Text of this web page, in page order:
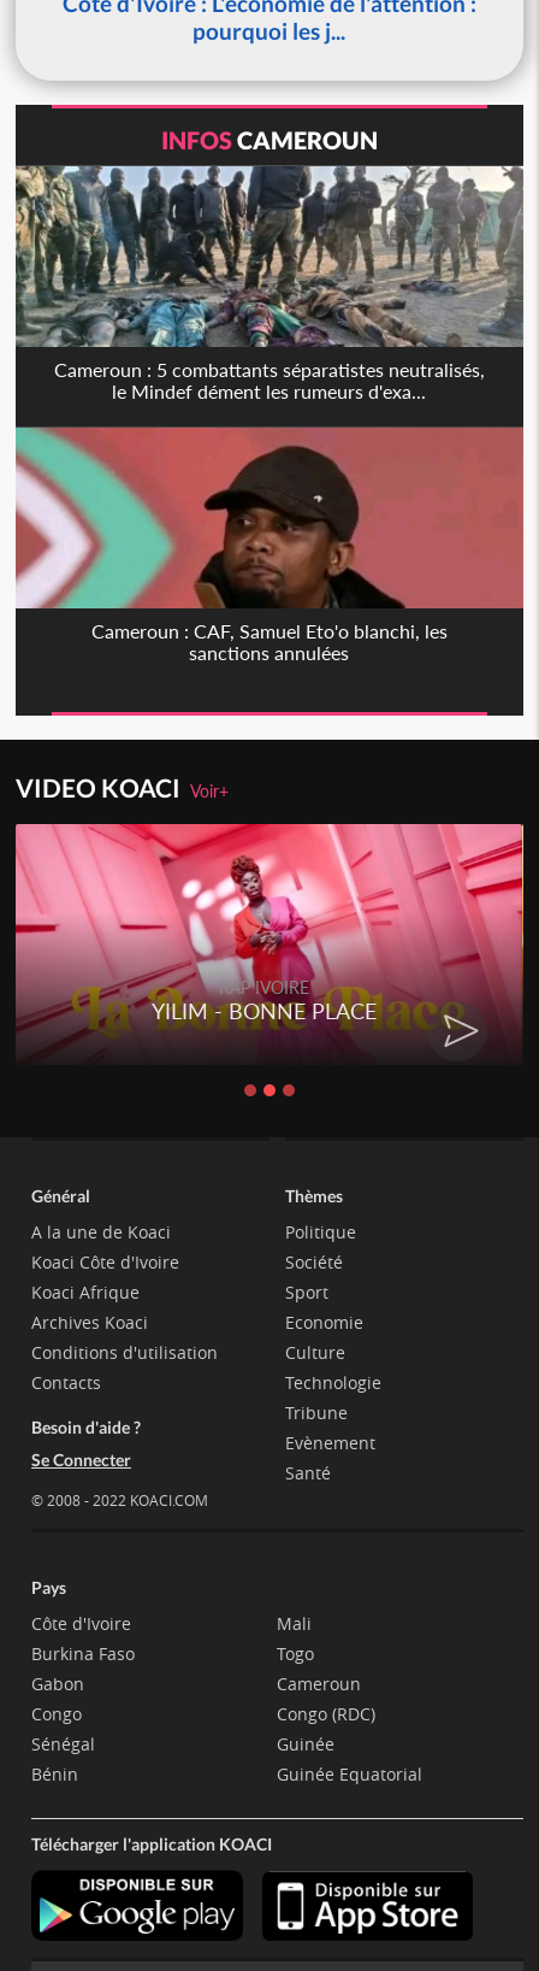
pourquoi les j...
INFOSCAMEROUN
Cameroun : 5 combattants séparatistes neutralisés,
le Mindef dément les rumeurs d'exa...
Cameroun : CAF, Samuel Eto'o blanchi, les
sanctions annulées
VIDEO KOACIVoir+
RAP IVOIRE
YILIM - BONNE PLACE
Général
A la une de Koaci
Koaci Côte d'Ivoire
Koaci Afrique
Archives Koaci
Conditions d'utilisation
Contacts
Besoin d'aide ?
Se Connecter
© 2008 - 2022 KOACI.COM
Thèmes
Politique
Société
Sport
Economie
Culture
Technologie
Tribune
Evènement
Santé
Pays
Côte d'Ivoire
Burkina Faso
Gabon
Congo
Sénégal
Bénin
Mali
Togo
Cameroun
Congo (RDC)
Guinée
Guinée Equatorial
Télécharger l'application KOACI